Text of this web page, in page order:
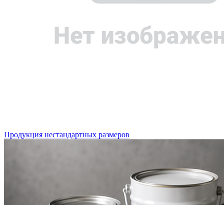
Продукция нестандартных размеров